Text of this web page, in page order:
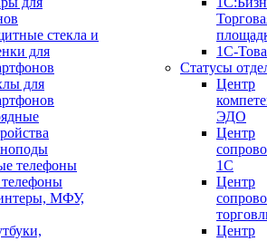
стекла и
для
для
МФУ,
1С-
Статусы
Центр
ЭДО
Центр
1С
Центр
Центр